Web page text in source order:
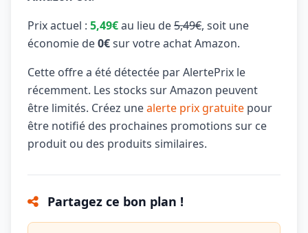
Prix actuel : 5,49€au lieu de5,49€, soit une
économie de0€sur votre achat Amazon.
Cette offre a été détectée par AlertePrix le
récemment. Les stocks sur Amazon peuvent
être limités. Créez unealerte prix gratuite pour
être notifié des prochaines promotions sur ce
produit ou des produits similaires.
Partagez ce bon plan !